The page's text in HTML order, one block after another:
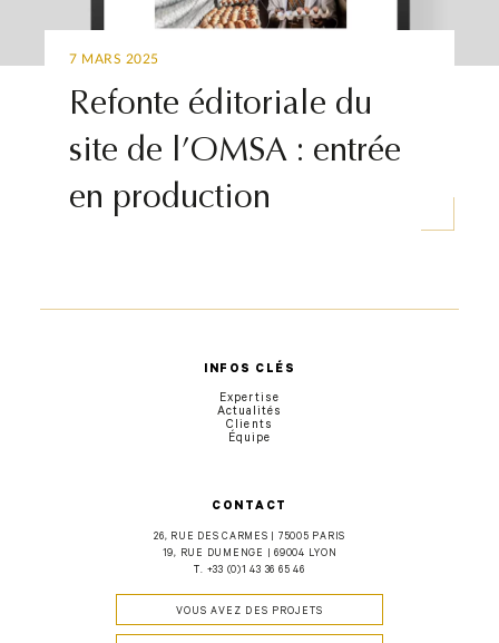
7 MARS 2025
Refonte éditoriale du
site de l’OMSA : entrée
en production
CONTACT
26, RUE DES CARMES | 75005 PARIS
19, RUE DUMENGE | 69004 LYON
T. +33 (0)1 43 36 65 46
VOUS AVEZ DES PROJETS
INFOS CLÉS
Expertise
Actualités
Clients
Équipe